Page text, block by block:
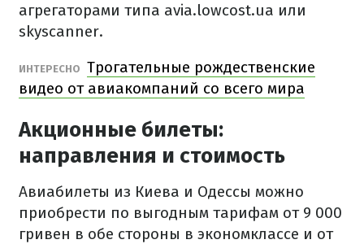
агрегаторами типа avia.lowcost.ua или
skyscanner.
ИНТЕРЕСНО Трогательные рождественские
видео от авиакомпаний со всего мира
Акционные билеты:
направления и стоимость
Авиабилеты из Киева и Одессы можно
приобрести по выгодным тарифам от 9 000
гривен в обе стороны в экономклассе и от